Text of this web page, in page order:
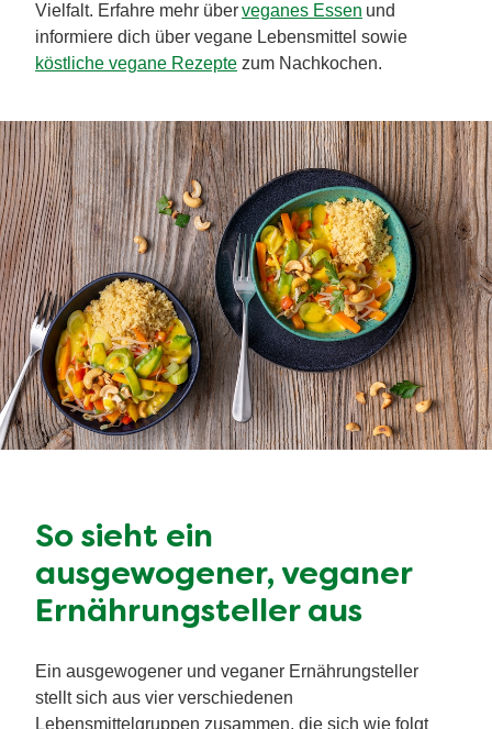
Vielfalt. Erfahre mehr überveganes Essen und
informiere dich über vegane Lebensmittel sowie
köstliche vegane Rezepte zum Nachkochen.
So sieht ein
ausgewogener, veganer
Ernährungsteller aus
Ein ausgewogener und veganer Ernährungsteller
stellt sich aus vier verschiedenen
Lebensmittelgruppen zusammen, die sich wie folgt